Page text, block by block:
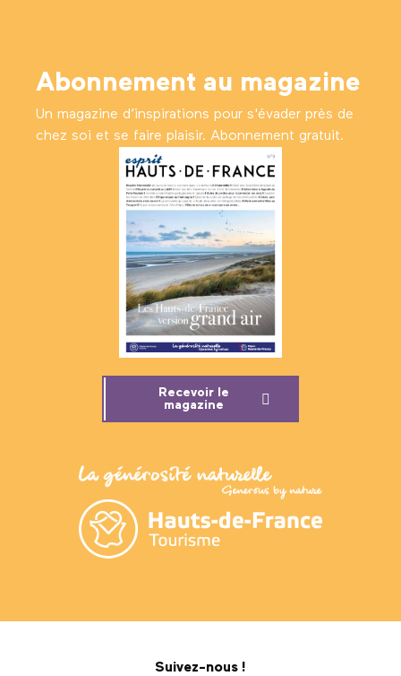
Abonnement au magazine
Un magazine d’inspirations pour s'évader près de
chez soi et se faire plaisir. Abonnement gratuit.
Recevoir le
magazine
Suivez-nous !